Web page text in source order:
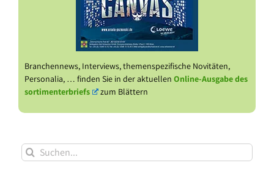
Branchennews, Interviews, themenspezifische Novitäten,
Personalia, … finden Sie in der aktuellen Online-Ausgabe des
sortimenterbriefs
zum Blättern
Suche
nach: